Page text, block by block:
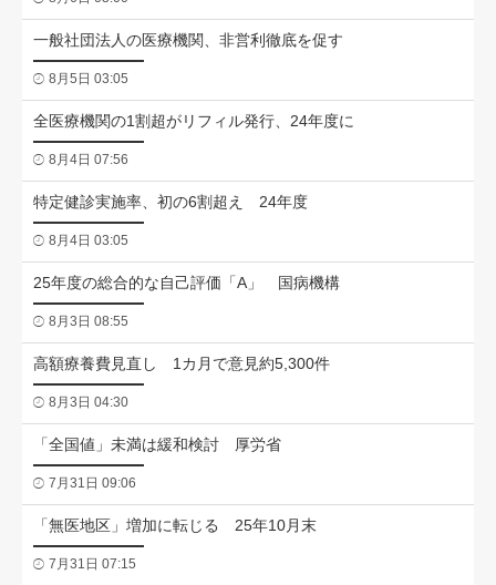
一般社団法人の医療機関、非営利徹底を促す
8月5日 03:05
全医療機関の1割超がリフィル発行、24年度に
8月4日 07:56
特定健診実施率、初の6割超え 24年度
8月4日 03:05
25年度の総合的な自己評価「A」 国病機構
8月3日 08:55
高額療養費見直し 1カ月で意見約5,300件
8月3日 04:30
「全国値」未満は緩和検討 厚労省
7月31日 09:06
「無医地区」増加に転じる 25年10月末
7月31日 07:15